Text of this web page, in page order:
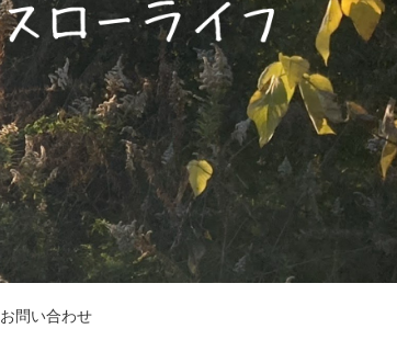
お問い合わせ